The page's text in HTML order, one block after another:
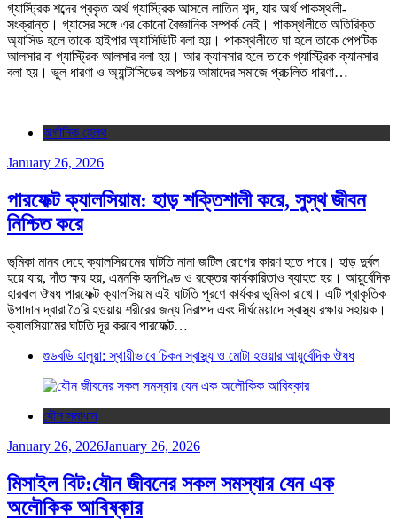
গ্যাস্ট্রিক শব্দের প্রকৃত অর্থ গ্যাস্ট্রিক আসলে লাতিন শব্দ, যার অর্থ পাকস্থলী-
সংক্রান্ত। গ্যাসের সঙ্গে এর কোনো বৈজ্ঞানিক সম্পর্ক নেই। পাকস্থলীতে অতিরিক্ত
অ্যাসিড হলে তাকে হাইপার অ্যাসিডিটি বলা হয়। পাকস্থলীতে ঘা হলে তাকে পেপটিক
আলসার বা গ্যাস্ট্রিক আলসার বলা হয়। আর ক্যানসার হলে তাকে গ্যাস্ট্রিক ক্যানসার
বলা হয়। ভুল ধারণা ও অ্যান্টাসিডের অপচয় আমাদের সমাজে প্রচলিত ধারণা…
অর্গানিক হেলথ
January 26, 2026
পারফেক্ট ক্যালসিয়াম: হাড় শক্তিশালী করে, সুস্থ জীবন
নিশ্চিত করে
ভূমিকা মানব দেহে ক্যালসিয়ামের ঘাটতি নানা জটিল রোগের কারণ হতে পারে। হাড় দুর্বল
হয়ে যায়, দাঁত ক্ষয় হয়, এমনকি হৃদপিণ্ড ও রক্তের কার্যকারিতাও ব্যাহত হয়। আয়ুর্বেদিক
হারবাল ঔষধ পারফেক্ট ক্যালসিয়াম এই ঘাটতি পূরণে কার্যকর ভূমিকা রাখে। এটি প্রাকৃতিক
উপাদান দ্বারা তৈরি হওয়ায় শরীরের জন্য নিরাপদ এবং দীর্ঘমেয়াদে স্বাস্থ্য রক্ষায় সহায়ক।
ক্যালসিয়ামের ঘাটতি দূর করবে পারফেক্ট…
গুডবডি হালুয়া: স্থায়ীভাবে চিকন স্বাস্থ্য ও মোটা হওয়ার আয়ুর্বেদিক ঔষধ
যৌন সমাধান
January 26, 2026January 26, 2026
মিসাইল বিট:যৌন জীবনের সকল সমস্যার যেন এক
অলৌকিক আবিষ্কার